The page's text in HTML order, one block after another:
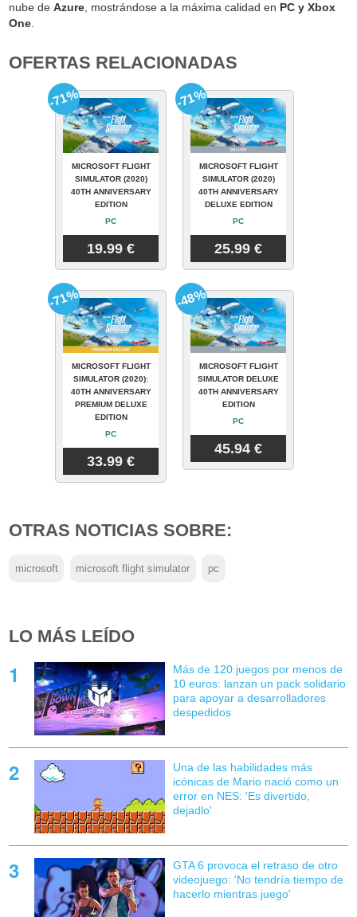
nube deAzure , mostrándose a la máxima calidad en PC y Xbox
One
OFERTAS RELACIONADAS
MICROSOFT FLIGHT
SIMULATOR (2020)
40TH ANNIVERSARY
EDITION
PC
19.99 €
-71%
MICROSOFT FLIGHT
SIMULATOR (2020)
40TH ANNIVERSARY
DELUXE EDITION
PC
25.99 €
-71%
MICROSOFT FLIGHT
SIMULATOR (2020):
40TH ANNIVERSARY
PREMIUM DELUXE
EDITION
PC
33.99 €
-71%
MICROSOFT FLIGHT
SIMULATOR DELUXE
40TH ANNIVERSARY
EDITION
PC
45.94 €
-48%
OTRAS NOTICIAS SOBRE:
microsoft microsoft flight simulator pc
LO MÁS LEÍDO
Más de 120 juegos por menos de
10 euros: lanzan un pack solidario
para apoyar a desarrolladores
despedidos
Una de las habilidades más
icónicas de Mario nació como un
error en NES: 'Es divertido,
dejadlo'
GTA 6 provoca el retraso de otro
videojuego: 'No tendría tiempo de
hacerlo mientras juego'